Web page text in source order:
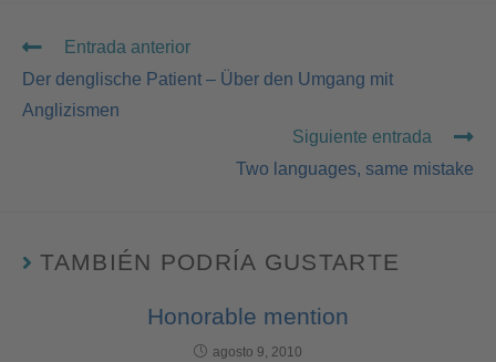
Entrada anterior
Der denglische Patient – Über den Umgang mit
Anglizismen
Siguiente entrada
Two languages, same mistake
TAMBIÉN PODRÍA GUSTARTE
Honorable mention
agosto 9, 2010